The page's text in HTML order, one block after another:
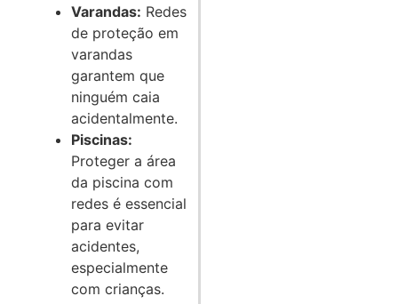
Varandas: Redes
de proteção em
varandas
garantem que
ninguém caia
acidentalmente.
Piscinas:
Proteger a área
da piscina com
redes é essencial
para evitar
acidentes,
especialmente
com crianças.